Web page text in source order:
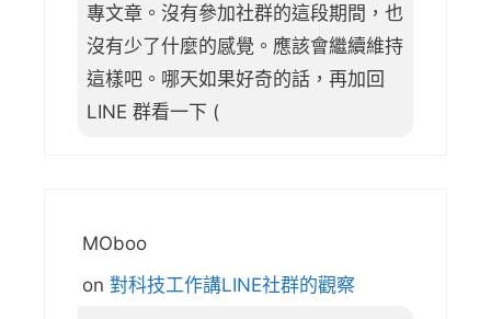
專文章。沒有參加社群的這段期間，也
沒有少了什麼的感覺。應該會繼續維持
這樣吧。哪天如果好奇的話，再加回
LINE 群看一下 (
MOboo
on 對科技工作講LINE社群的觀察